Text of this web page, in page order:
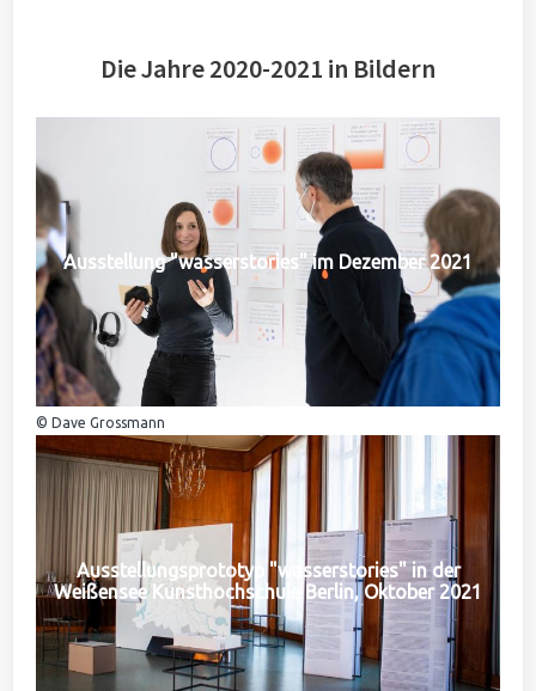
Die Jahre 2020-2021 in Bildern
Ausstellung "wasserstories" im Dezember 2021
© Dave Grossmann
Ausstellungsprototyp "wasserstories" in der
Weißensee Kunsthochschule Berlin, Oktober 2021